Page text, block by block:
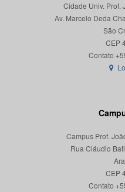
Cidade Univ. Prof.
Av. Marcelo Deda
São
CEP
Campus Prof.
Rua Cláudio
CEP